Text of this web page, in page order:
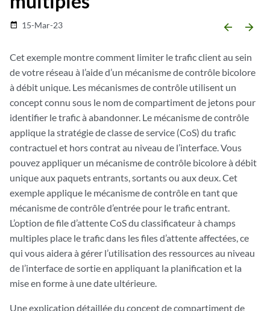
date_range 15-Mar-23 arrow_backward arrow_forward
Cet exemple montre comment limiter le trafic client au sein
de votre réseau à l’aide d’un mécanisme de contrôle bicolore
à débit unique. Les mécanismes de contrôle utilisent un
concept connu sous le nom de compartiment de jetons pour
identifier le trafic à abandonner. Le mécanisme de contrôle
applique la stratégie de classe de service (CoS) du trafic
contractuel et hors contrat au niveau de l’interface. Vous
pouvez appliquer un mécanisme de contrôle bicolore à débit
unique aux paquets entrants, sortants ou aux deux. Cet
exemple applique le mécanisme de contrôle en tant que
mécanisme de contrôle d’entrée pour le trafic entrant.
L’option de file d’attente CoS du classificateur à champs
multiples place le trafic dans les files d’attente affectées, ce
qui vous aidera à gérer l’utilisation des ressources au niveau
de l’interface de sortie en appliquant la planification et la
mise en forme à une date ultérieure.
Une explication détaillée du concept de compartiment de